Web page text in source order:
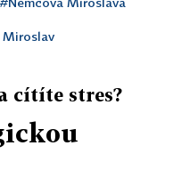
Miroslav
cítíte stres?